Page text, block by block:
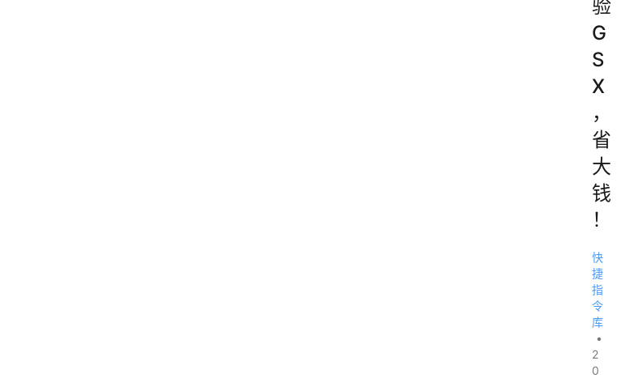
验
G
S
X
，
省
大
钱
！
快
捷
指
令
库
•
2
0